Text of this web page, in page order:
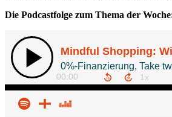
Die Podcastfolge zum Thema der